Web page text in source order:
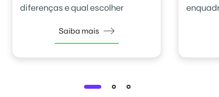
diferenças e qual escolher
Saiba mais